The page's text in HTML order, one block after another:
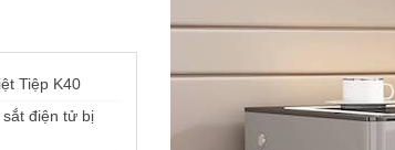
Tiệp K40
điện tử bị